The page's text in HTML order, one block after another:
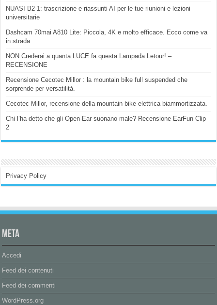
NUASI B2-1: trascrizione e riassunti AI per le tue riunioni e lezioni
universitarie
Dashcam 70mai A810 Lite: Piccola, 4K e molto efficace. Ecco come va
in strada
NON Crederai a quanta LUCE fa questa Lampada Letour! –
RECENSIONE
Recensione Cecotec Millor : la mountain bike full suspended che
sorprende per versatilità.
Cecotec Millor, recensione della mountain bike elettrica biammortizzata.
Chi l’ha detto che gli Open-Ear suonano male? Recensione EarFun Clip
2
Privacy Policy
Meta
Accedi
Feed dei contenuti
Feed dei commenti
WordPress.org